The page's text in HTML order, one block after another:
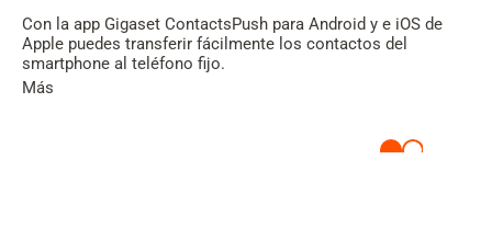
Con la app Gigaset ContactsPush para Android y e iOS de
Apple puedes transferir fácilmente los contactos del
smartphone al teléfono fijo.
Más